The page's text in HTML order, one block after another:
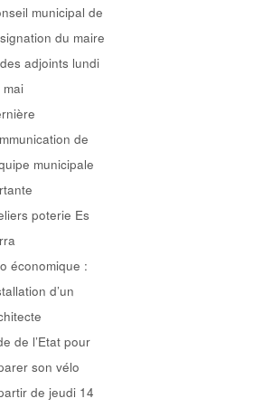
municipal de
du maire
adjoints lundi
mai
de
municipale
poterie Es
économique :
d’un
de l’Etat pour
son vélo
de jeudi 14